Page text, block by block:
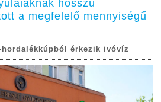
hosszú
a megfelelő mennyiségű
érkezik ivóvíz